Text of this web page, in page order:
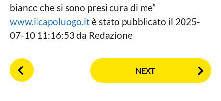
bianco che si sono presi cura di me”
www.ilcapoluogo.itè stato pubblicato il 2025-
07-10 11:16:53 da Redazione
P
o
NEXT